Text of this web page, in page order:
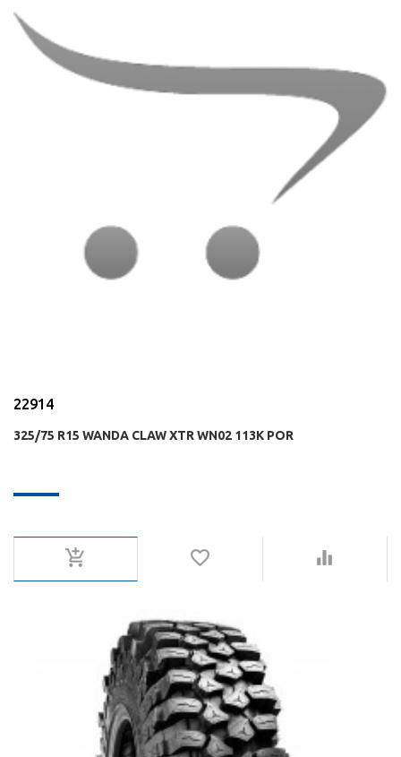
22914
325/75 R15 WANDA CLAW XTR WN02 113K POR